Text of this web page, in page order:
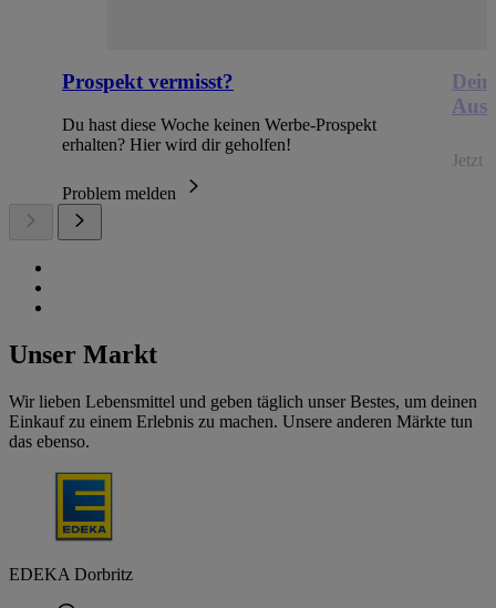
Prospekt vermisst?
Du hast diese Woche keinen Werbe-Prospekt
erhalten? Hier wird dir geholfen!
Problem melden
Jetzt
Unser Markt
Wir lieben Lebensmittel und geben täglich unser Bestes, um deinen
Einkauf zu einem Erlebnis zu machen. Unsere anderen Märkte tun
das ebenso.
EDEKA Dorbritz